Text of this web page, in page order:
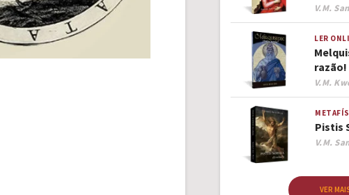
Author
V.M.
LER
razão!
Author
V.M.
Pistis
Author
V.M.
VER